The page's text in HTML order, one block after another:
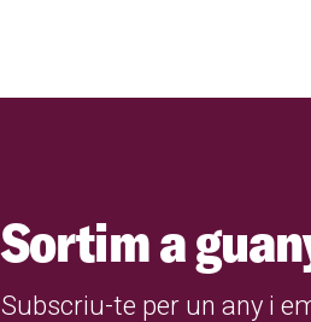
Sortim a
Subscriu-te per un any i